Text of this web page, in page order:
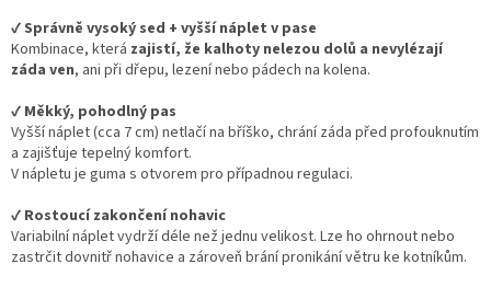
✔️Správně vysoký sed + vyšší náplet v pase
Kombinace, která zajistí, že kalhoty nelezou dolů a nevylézají
záda ven, ani při dřepu, lezení nebo pádech na kolena.
✔️ Měkký, pohodlný pas
Vyšší náplet (cca 7 cm) netlačí na bříško, chrání záda před profouknutím
a zajišťuje tepelný komfort.
V nápletu je guma s otvorem pro případnou regulaci.
✔️ Rostoucí zakončení nohavic
Variabilní náplet vydrží déle než jednu velikost. Lze ho ohrnout nebo
zastrčit dovnitř nohavice a zároveň brání pronikání větru ke kotníkům.